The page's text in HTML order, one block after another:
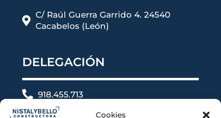
Cookies

C/ Raúl Guerra Garrido 4. 24540
Cacabelos (León)
DELEGACIÓN
 918.455.713
 info@nistalybello.com